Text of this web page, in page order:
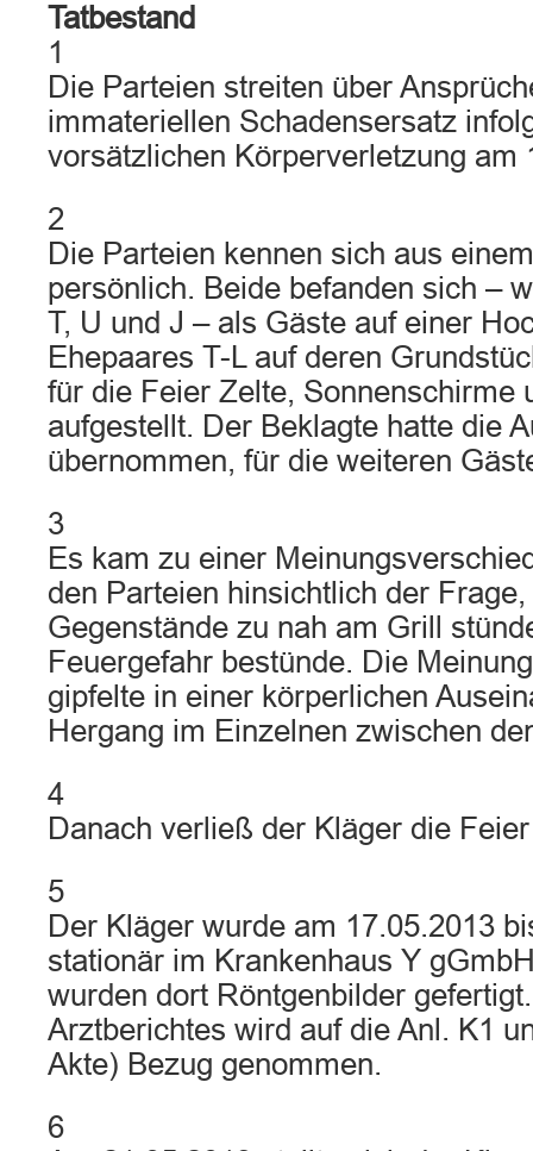
Tatbestand
1
Die Parteien streiten über
immateriellen Schadensersatz
vorsätzlichen Körperverletzung am
2
Die Parteien kennen sich aus
persönlich. Beide befanden sich –
T, U und J – als Gäste auf einer
Ehepaares T-L auf deren
für die Feier Zelte, Sonnenschirme
aufgestellt. Der Beklagte hatte die
übernommen, für die weiteren
3
Es kam zu einer
den Parteien hinsichtlich der
Gegenstände zu nah am Grill
Feuergefahr bestünde. Die
gipfelte in einer körperlichen
Hergang im Einzelnen zwischen
4
Danach verließ der Kläger die
5
Der Kläger wurde am 17.05.2013
stationär im Krankenhaus Y
wurden dort Röntgenbilder
Arztberichtes wird auf die Anl. K1
Akte) Bezug genommen.
6